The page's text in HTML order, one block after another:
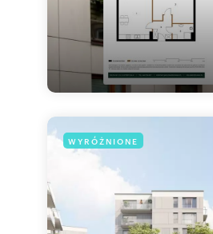
WYRÓŻNIONE